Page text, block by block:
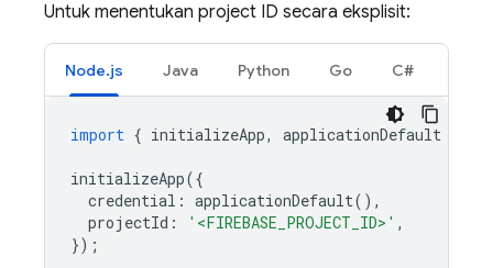
Untuk menentukan project ID secara eksplisit:
Node.js Java Python Go C#
import { initializeApp, applicationDefault
initializeApp({
credential : applicationDefault(),
projectId : '<FIREBASE_PROJECT_ID>' ,
});